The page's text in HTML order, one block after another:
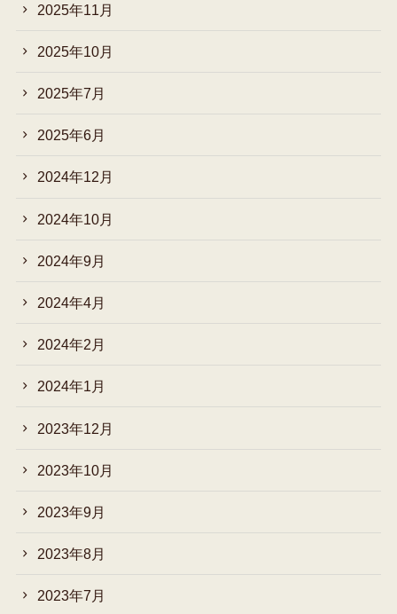
2025年11月
2025年10月
2025年7月
2025年6月
2024年12月
2024年10月
2024年9月
2024年4月
2024年2月
2024年1月
2023年12月
2023年10月
2023年9月
2023年8月
2023年7月